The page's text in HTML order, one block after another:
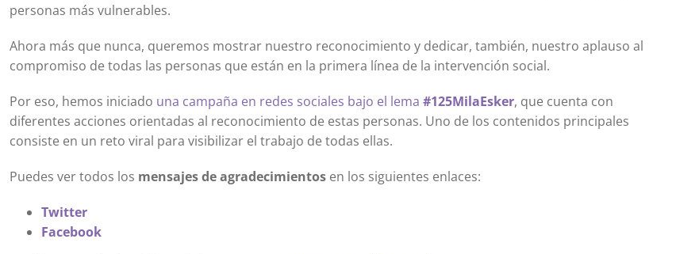
personas más vulnerables.
Ahora más que nunca, queremos mostrar nuestro reconocimiento y dedicar, también, nuestro aplauso al
compromiso de todas las personas que están en la primera línea de la intervención social.
Por eso, hemos iniciado una campaña en redes sociales bajo el lema#125MilaEsker, que cuenta con
diferentes acciones orientadas al reconocimiento de estas personas. Uno de los contenidos principales
consiste en un reto viral para visibilizar el trabajo de todas ellas.
Puedes ver todos los mensajes de agradecimientos en los siguientes enlaces:
Twitter
Facebook